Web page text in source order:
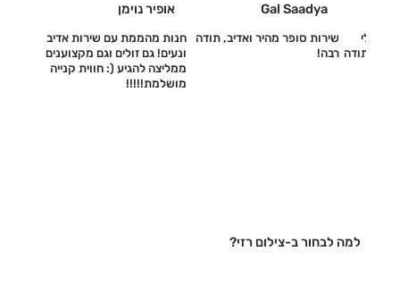
אופיר נוימן
חנות מהממת עם שירות אדיב
ונעים! גם זולים וגם מקצוענים
ממליצה להגיע (: חווית קנייה
מושלמת!!!!!‎
Gal Saadya
שירות סופר מהיר ואדיב, תודה
רבה!
לי
תודה
למה לבחור ב-צילום רזי?